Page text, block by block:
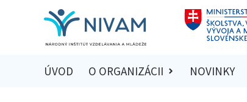
ÚVOD O ORGANIZÁCII NOVINKY